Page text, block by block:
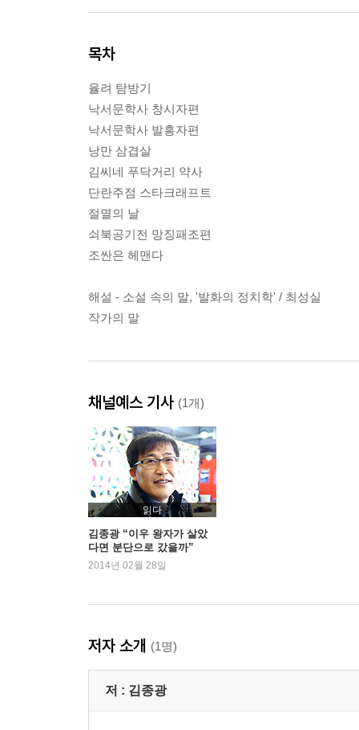
목차
율려 탐방기
낙서문학사 창시자편
낙서문학사 발흥자편
낭만 삼겹살
김씨네 푸닥거리 약사
단란주점 스타크래프트
절멸의 날
쇠북공기전 망징패조편
조싼은 헤맨다
해설 - 소설 속의 말, '발화의 정치학' / 최성실
작가의 말
채널예스 기사 (1개)
읽다
김종광 “이우 왕자가 살았
다면 분단으로 갔을까”
2014년 02월 28일
저자 소개 (1명)
저 : 김종광